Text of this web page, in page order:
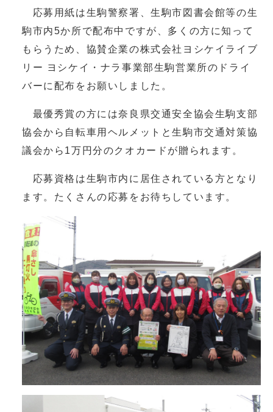
応募用紙は生駒警察署、生駒市図書会館等の生
駒市内5か所で配布中ですが、多くの方に知って
もらうため、協賛企業の株式会社ヨシケイライブ
リー ヨシケイ・ナラ事業部生駒営業所のドライ
バーに配布をお願いしました。
最優秀賞の方には奈良県交通安全協会生駒支部
協会から自転車用ヘルメットと生駒市交通対策協
議会から1万円分のクオカードが贈られます。
応募資格は生駒市内に居住されている方となり
ます。たくさんの応募をお待ちしています。